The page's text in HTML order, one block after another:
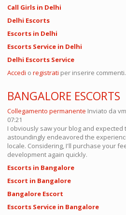
Call Girls in Delhi
Delhi Escorts
Escorts in Delhi
Escorts Service in Delhi
Delhi Escorts Service
Accedi o registrati per inserire commenti.
BANGALORE ESCORTS
Collegamento permanente Inviato da
07:21
I obviously saw your blog and
astoundingly endeavored the
locale. Considering, I'll purchase your
development again quickly.
Escorts in Bangalore
Escort in Bangalore
Bangalore Escort
Escorts Service in Bangalore